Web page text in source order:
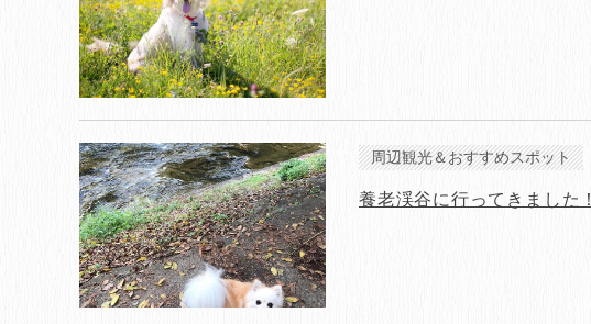
周辺観光＆おすすめスポット
養老渓谷に行ってきました！